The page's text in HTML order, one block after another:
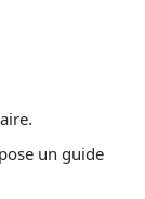
un guide